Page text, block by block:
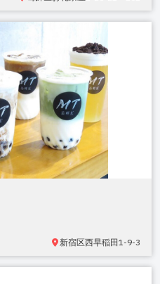
新宿区西早稲田1-9-3